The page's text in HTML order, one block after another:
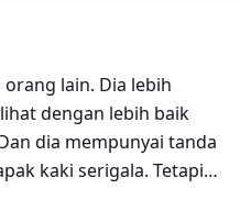
lain. Dia lebih
dengan lebih baik
dia mempunyai tanda
kaki serigala. Tetapi